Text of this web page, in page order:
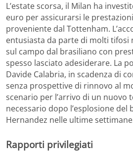
L’estate scorsa, il Milan ha
euro per assicurarsi le
proveniente dal Tottenham.
entusiasta da parte di molti tifosi
sul campo dal brasiliano con
spesso lasciato adesiderare. La
Davide Calabria, in scadenza di
senza prospettive di rinnovo al
scenario per l’arrivo di un nuovo
necessario dopo l’esplosione del
Hernandez nelle ultime
Rapporti privilegiati